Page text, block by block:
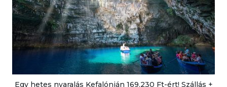
Egy hetes nyaralás Kefalónián 169.230 Ft-ért! Szállás +